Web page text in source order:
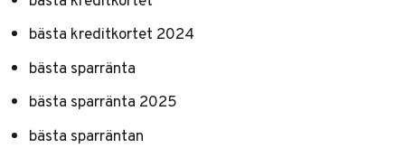
bästa kreditkortet 2024
bästa sparränta
bästa sparränta 2025
bästa sparräntan